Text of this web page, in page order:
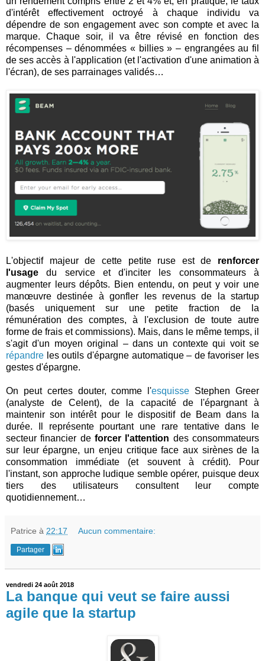
d'intérêt effectivement octroyé à chaque individu va
dépendre de son engagement avec son compte et avec la
marque. Chaque soir, il va être révisé en fonction des
récompenses – dénommées « billies » – engrangées au fil
de ses accès à l'application (et l'activation d'une animation à
l'écran), de ses parrainages validés…
L'objectif majeur de cette petite ruse est de renforcer
l'usage du service et d'inciter les consommateurs à
augmenter leurs dépôts. Bien entendu, on peut y voir une
manœuvre destinée à gonfler les revenus de la startup
(basés uniquement sur une petite fraction de la
rémunération des comptes, à l'exclusion de toute autre
forme de frais et commissions). Mais, dans le même temps, il
s'agit d'un moyen original – dans un contexte qui voit se
répandre les outils d'épargne automatique – de favoriser les
gestes d'épargne.
On peut certes douter, comme l'esquisse Stephen Greer
(analyste de Celent), de la capacité de l'épargnant à
maintenir son intérêt pour le dispositif de Beam dans la
durée. Il représente pourtant une rare tentative dans le
secteur financier de forcer l'attention des consommateurs
sur leur épargne, un enjeu critique face aux sirènes de la
consommation immédiate (et souvent à crédit). Pour
l'instant, son approche ludique semble opérer, puisque deux
tiers des utilisateurs consultent leur compte
quotidiennement…
Patrice à 22:17 Aucun commentaire:
Partager
vendredi 24 août 2018
La banque qui veut se faire aussi
agile que la startup